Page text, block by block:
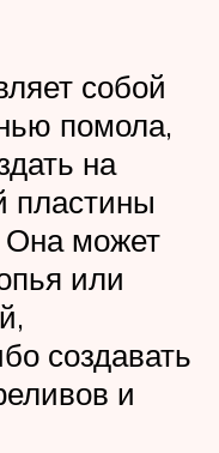
собой
помола,
на
пластины
может
или
создавать
и